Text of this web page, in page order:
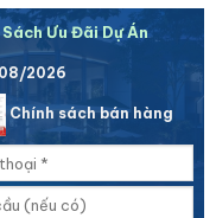
Ưu Đãi Dự Án
2026
Chính sách bán hàng